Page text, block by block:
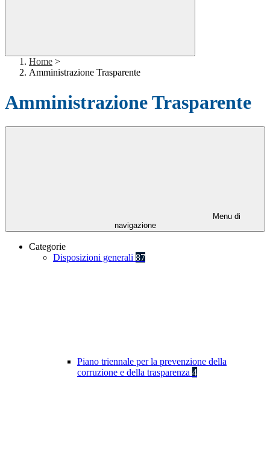
Home >
Amministrazione Trasparente
Amministrazione Trasparente
Menu di
navigazione
Categorie
Disposizioni generali 87
Piano triennale per la prevenzione della
corruzione e della trasparenza 4